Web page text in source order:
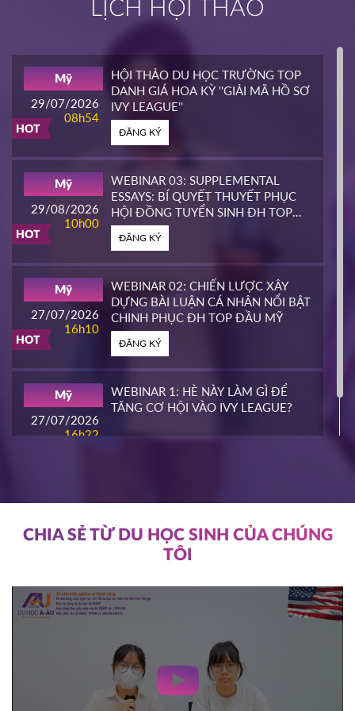
14h00
ĐĂNG KÝ
10h00
CALIFORNIA STATE UNIVERSITY,
ĐĂNG KÝ
14h00
PIERCE COLLEGE
ĐĂNG KÝ
16h00
WHATCOM COMMUNITY COLLEGE
ĐĂNG KÝ
HOT
10/03/2026
14h00
SOUTHEAST MISSOURI STATE
ĐĂNG KÝ
WRIGHT STATE UNIVERISTY
LỊCH HỘI THẢO
HOT
29/07/2026
08h54
Mỹ
HỘI THẢO DU HỌC TRƯỜNG TOP
DANH GIÁ HOA KỲ ''GIẢI MÃ HỒ SƠ
IVY LEAGUE''
ĐĂNG KÝ
HOT
29/08/2026
10h00
Mỹ
WEBINAR 03: SUPPLEMENTAL
ESSAYS: BÍ QUYẾT THUYẾT PHỤC
HỘI ĐỒNG TUYỂN SINH ĐH TOP
ĐẦU MỸ
ĐĂNG KÝ
HOT
27/07/2026
16h10
Mỹ
WEBINAR 02: CHIẾN LƯỢC XÂY
DỰNG BÀI LUẬN CÁ NHÂN NỔI BẬT
CHINH PHỤC ĐH TOP ĐẦU MỸ
ĐĂNG KÝ
27/07/2026
16h22
Mỹ
WEBINAR 1: HÈ NÀY LÀM GÌ ĐỂ
TĂNG CƠ HỘI VÀO IVY LEAGUE?
CHIA SẺ TỪ DU HỌC SINH CỦA CHÚNG
TÔI